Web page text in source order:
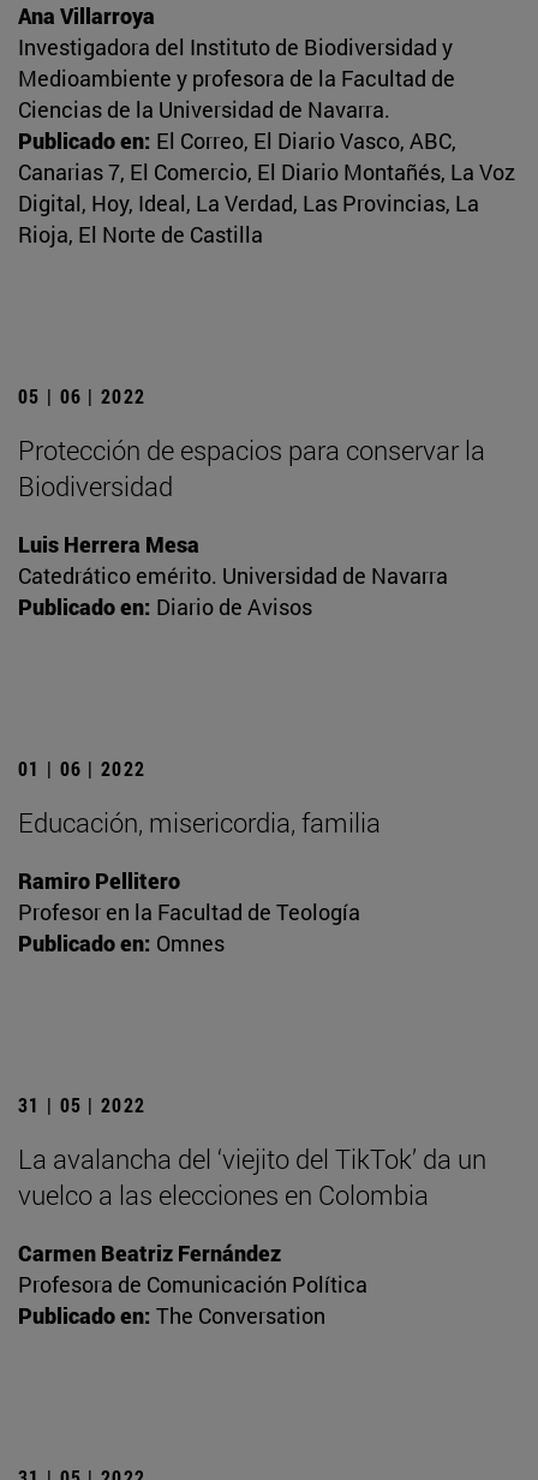
Ana Villarroya
Investigadora del Instituto de Biodiversidad y
Medioambiente y profesora de la Facultad de
Ciencias de la Universidad de Navarra.
Publicado en: El Correo, El Diario Vasco, ABC,
Canarias 7, El Comercio, El Diario Montañés, La Voz
Digital, Hoy, Ideal, La Verdad, Las Provincias, La
Rioja, El Norte de Castilla
05 | 06 | 2022
Protección de espacios para conservar la
Biodiversidad
Luis Herrera Mesa
Catedrático emérito. Universidad de Navarra
Publicado en: Diario de Avisos
01 | 06 | 2022
Educación, misericordia, familia
Ramiro Pellitero
Profesor en la Facultad de Teología
Publicado en: Omnes
31 | 05 | 2022
La avalancha del ‘viejito del TikTok’ da un
vuelco a las elecciones en Colombia
Carmen Beatriz Fernández
Profesora de Comunicación Política
Publicado en: The Conversation